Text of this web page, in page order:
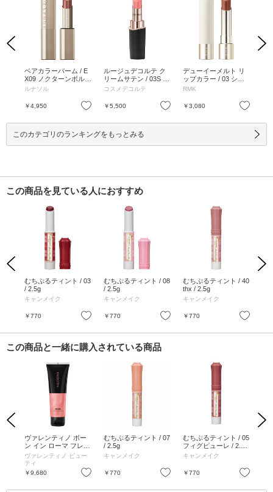
Previous
お気に入り
ベアカラーバーム / E
X09 ノクターンボルド
ー / 3.5g / EX09 ノク
ルナソル
￥4,950 お気に入り
ルージュデコルテ ク
リームサテン / 03S m
y philosophy / 3.5g / 0
g
コスメデコルテ
￥5,500 お気に入り
デューイーメルト リ
ップカラー / 03 シャ
イ ハート / 3.6g / レフ
ト / 3.6g
RMK
￥3,080
Next
このカテゴリのランキングをもっとみる
この商品を見ている人におすすめ
Previous
お気に入り
むちぷるティント / 03
/ 2.5g
キャンメイク
￥770 お気に入り
むちぷるティント / 08
/ 2.5g
キャンメイク
￥770 お気に入り
むちぷるティント / 40
thx / 2.5g
キャンメイク
￥770
Next
この商品と一緒に購入されている商品
Previous
お気に入り
ヴァレンティノ ボー
ン イン ローマ フレグ
ランス ボディ シマー
/ 125ml / フローラルウ
ッディ
ヴァレンティノ ビュー
ティ
￥9,680
お気に入り
むちぷるティント / 07
/ 2.5g
キャンメイク
￥770 お気に入り
むちぷるティント / 05
フィグピューレ / 2.70
±0.15g
キャンメイク
￥770
Next